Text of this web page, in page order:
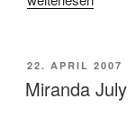
und
Musik
VERÖFFENTLICHT
AM
22. APRIL 2007
Miranda July